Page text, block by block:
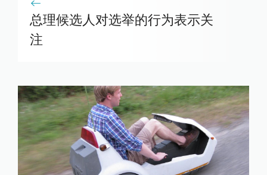
总理候选人对选举的行为表示关
注